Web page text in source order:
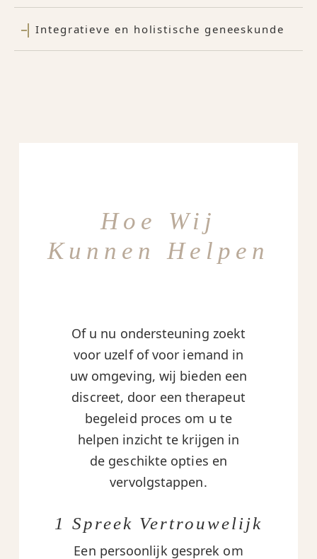
Integratieve en holistische geneeskunde
Hoe Wij
Kunnen Helpen
Of u nu ondersteuning zoekt
voor uzelf of voor iemand in
uw omgeving, wij bieden een
discreet, door een therapeut
begeleid proces om u te
helpen inzicht te krijgen in
de geschikte opties en
vervolgstappen.
1 Spreek Vertrouwelijk
Een persoonlijk gesprek om